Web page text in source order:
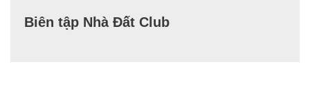
Biên tập Nhà Đất Club